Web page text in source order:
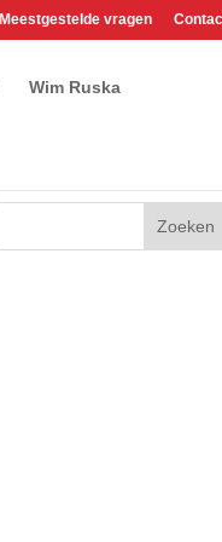
Meestgestelde vragen
Wim Ruska